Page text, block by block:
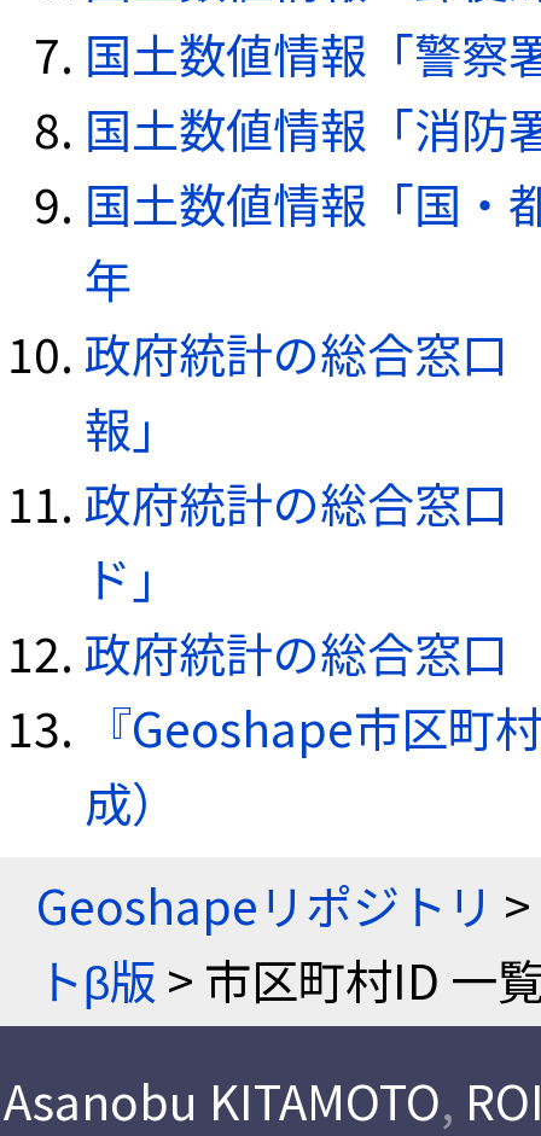
国土数値情報「警察
国土数値情報「消防
国土数値情報「国・
年
政府統計の総合窓口
報」
政府統計の総合窓口
ド」
政府統計の総合窓口
『Geoshape市区町
成）
Geoshapeリポジトリ >
トβ版 > 市区町村ID 一
Asanobu KITAMOTO,